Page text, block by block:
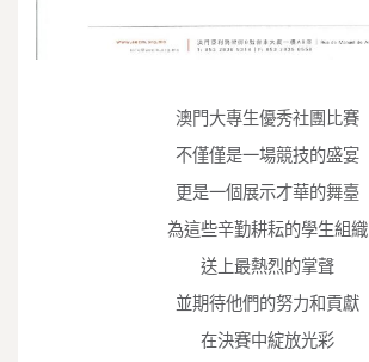
澳門大專生優秀社團比賽
不僅僅是一場競技的盛宴
更是一個展示才華的舞臺
為這些辛勤耕耘的學生組織
送上最熱烈的掌聲
並期待他們的努力和貢獻
在決賽中綻放光彩